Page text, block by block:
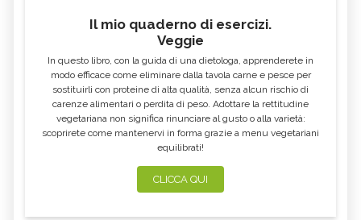
Il mio quaderno di esercizi.
Veggie
In questo libro, con la guida di una dietologa, apprenderete in
modo efficace come eliminare dalla tavola carne e pesce per
sostituirli con proteine di alta qualità, senza alcun rischio di
carenze alimentari o perdita di peso. Adottare la rettitudine
vegetariana non significa rinunciare al gusto o alla varietà:
scoprirete come mantenervi in forma grazie a menu vegetariani
equilibrati!
CLICCA QUI